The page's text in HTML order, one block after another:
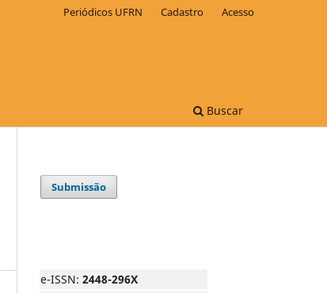
Buscar
Periódicos UFRN Cadastro Acesso
Submissão
e-ISSN: 2448-296X